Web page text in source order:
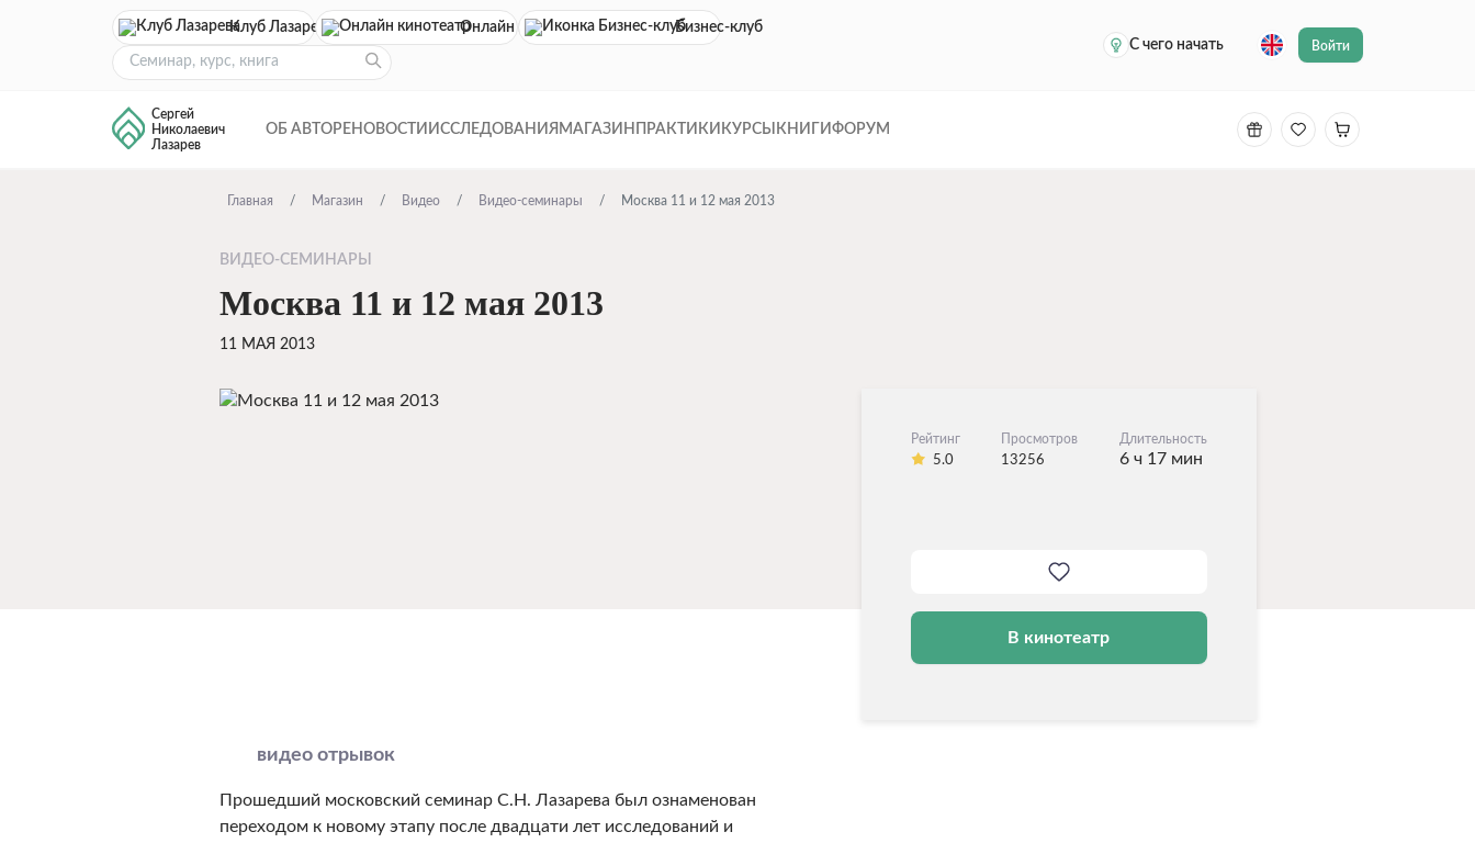
Клуб Лазарева Онлайн кинотеатр
Бизнес-клуб
С чего начать
Войти
Сергей
Николаевич
Лазарев
ОБ АВТОРЕ НОВОСТИ ИССЛЕДОВАНИЯ МАГАЗИН ПРАКТИКИ КУРСЫ КНИГИ ФОРУМ
Главная Магазин Видео Видео-семинары Москва 11 и 12 мая 2013
ВИДЕО-СЕМИНАРЫ
Москва 11 и 12 мая 2013
11 МАЯ 2013
Рейтинг
5.0
Просмотров
13256
Длительность
6 ч 17 мин
В кинотеатр
видео отрывок
Прошедший московский семинар С.Н. Лазарева был ознаменован
переходом к новому этапу после двадцати лет исследований и